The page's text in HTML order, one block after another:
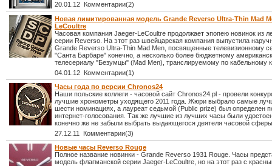
20.01.12 Комментарии(2)
Новая лимитированная модель Grande Reverso Ultra-Thin Mad
LeCoultre
Часовая компания Jaeger-LeCoultre продолжает эпопею новинок из
серии Reverso. На этот раз швейцарская компания выпустила
Grande Reverso Ultra-Thin Mad Men, посвященные телевизионному
"Санта Барбаре" конечно, а несколько более бюджетному
телесериалу "Безумцы" (Mad Men), транслируемому по кабельному
04.01.12 Комментарии(1)
Часы года по версии Chronos24
Наши польские коллеги - часовой сайт Chronos24.pl - провели
лучшие хронометры уходящего 2011 года. Жюри выбрало самые
шести номинациях, а лауреат седьмой (Public prize) был определен
интернет-голосования. Так же лучшие из лучших часы были
конечно же не забыли выбрать выдающегося деятеля часовой
27.12.11 Комментарии(3)
Новые часы Reverso Rouge
Полное название новинки - Grande Reverso 1931 Rouge. Часы
модель флагманской серии Jaeger-LeCoultre, но на этот раз с